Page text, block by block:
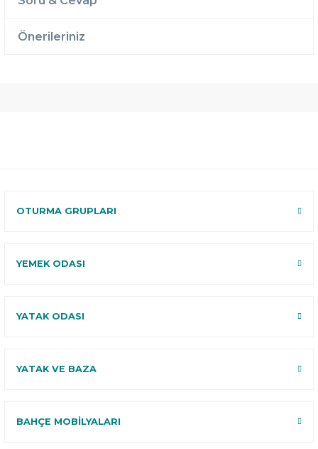
Önerileriniz
OTURMA GRUPLARI
YEMEK ODASI
YATAK ODASI
YATAK VE BAZA
BAHÇE MOBİLYALARI